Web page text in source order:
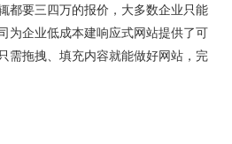
都要三四万的报价，大多数企业只能
为企业低成本建响应式网站提供了可
需拖拽、填充内容就能做好网站，完